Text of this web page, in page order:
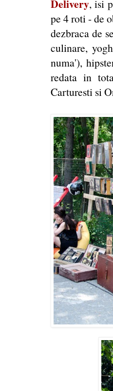
Delivery, isi
pe 4 roti - de
dezbraca de
culinare,
numa'),
redata in
Carturesti si